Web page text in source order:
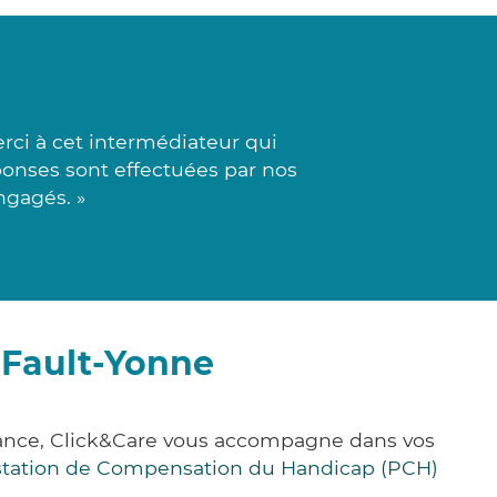
à cet intermédiateur qui
sont effectuées par nos
»
Yonne
Click&Care vous accompagne dans vos
de Compensation du Handicap (PCH)